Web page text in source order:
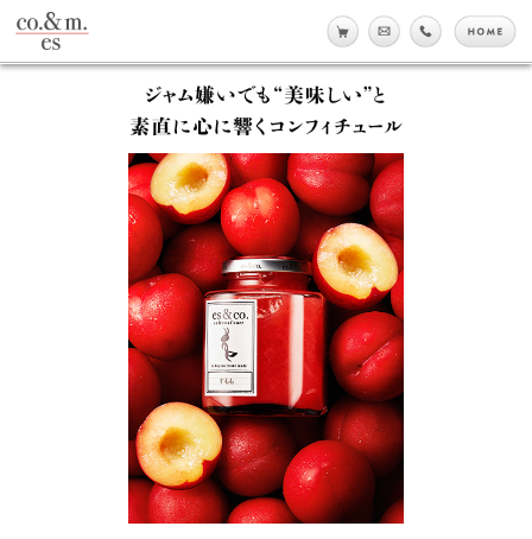
online shop
メール tell